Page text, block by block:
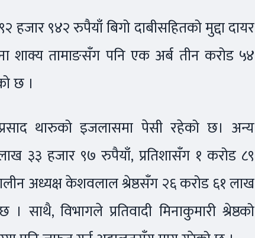
९४२ रुपैयाँ बिगो दाबीसहितको मुद्दा दायर
शाक्य तामाङसँग पनि एक अर्ब तीन करोड ५४
छ ।
थारुको इजलासमा पेसी रहेको छ। अन्य
३३ हजार ९७ रुपैयाँ, प्रतिशासँग १ करोड ८९
अध्यक्ष केशवलाल श्रेष्ठसँग २६ करोड ६१ लाख
विभागले प्रतिवादी मिनाकुमारी श्रेष्ठको